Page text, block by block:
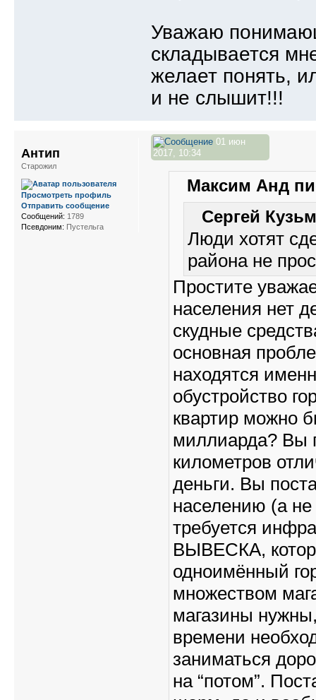
Уважаю
складывается
желает понять,
и не слышит!!!
01 июн
2017, 10:34
Максим Анд
Сергей
Люди хотят
района не
Простите
населения нет
скудные
основная
находятся
обустройство
квартир можно
миллиарда? Вы
километров
деньги. Вы
населению (а не
требуется
ВЫВЕСКА,
одноимённый
множеством
магазины
времени
заниматься
на “потом”.
Антип
Старожил
Просмотреть профиль
Отправить сообщение
Сообщений: 1789
Псевдоним: Пустельга